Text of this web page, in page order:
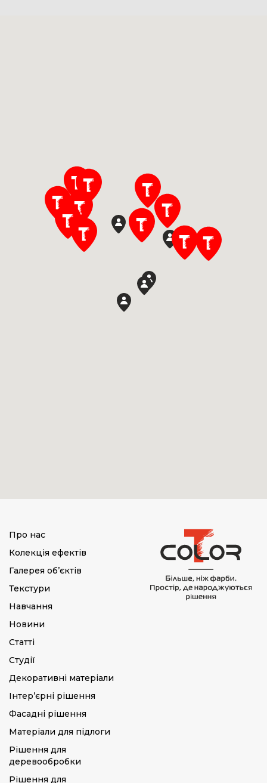
Про нас
Колекція ефектів
Галерея об’єктів
Текстури
Навчання
Новини
Статті
Студії
Декоративні матеріали
Інтер’єрні рішення
Фасадні рішення
Матеріали для підлоги
Рішення для
деревообробки
Рішення для